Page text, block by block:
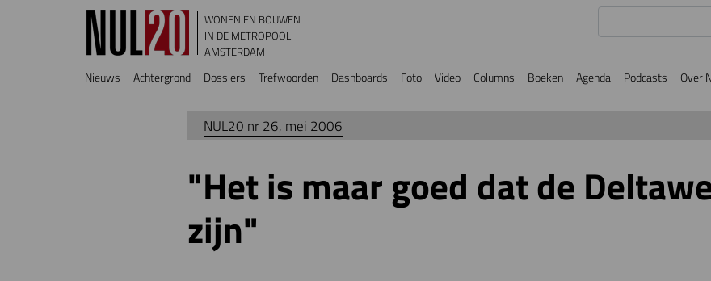
Overslaan en naar de inhoud gaan
WONEN EN BOUWEN
IN DE METROPOOL
AMSTERDAM
Hoofdnavigatie
Nieuws Achtergrond Dossiers Trefwoorden Dashboards Foto Video Columns Boeken Agenda Podcasts Over
NUL20 nr 26, mei 2006
"Het is maar goed dat de
zijn"